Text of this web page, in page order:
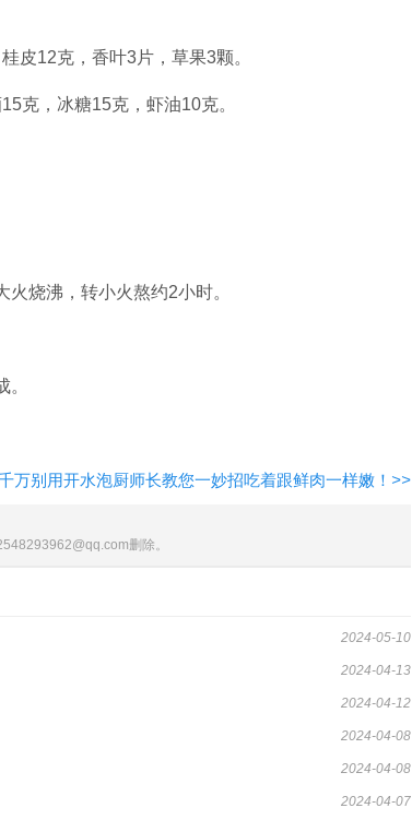
皮12克，香叶3片，草果3颗。
克，冰糖15克，虾油10克。
烧沸，转小火熬约2小时。
万别用开水泡厨师长教您一妙招吃着跟鲜肉一样嫩！ >>
删除。
2024-05-10
2024-04-13
2024-04-12
2024-04-08
2024-04-08
2024-04-07